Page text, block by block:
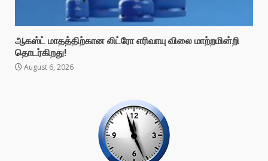
ஆகஸ்ட் மாதத்திற்கான லிட்ரோ எரிவாயு விலை மாற்றமின்றி
தொடர்கிறது!
August 6, 2026